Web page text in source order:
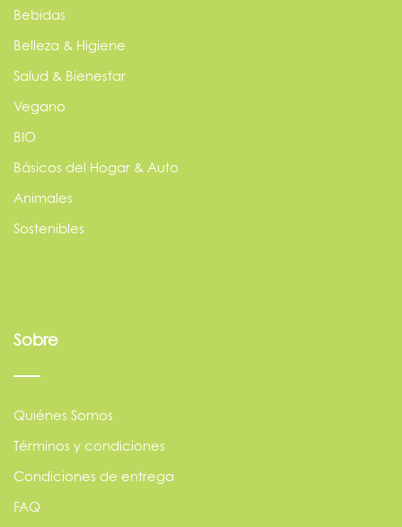
Bebidas
Belleza & Higiene
Salud & Bienestar
Vegano
BIO
Básicos del Hogar & Auto
Animales
Sostenibles
Sobre
Quiénes Somos
Términos y condiciones
Condiciones de entrega
FAQ